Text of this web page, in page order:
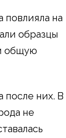
повлияла на
образцы
общую
после них. В
не